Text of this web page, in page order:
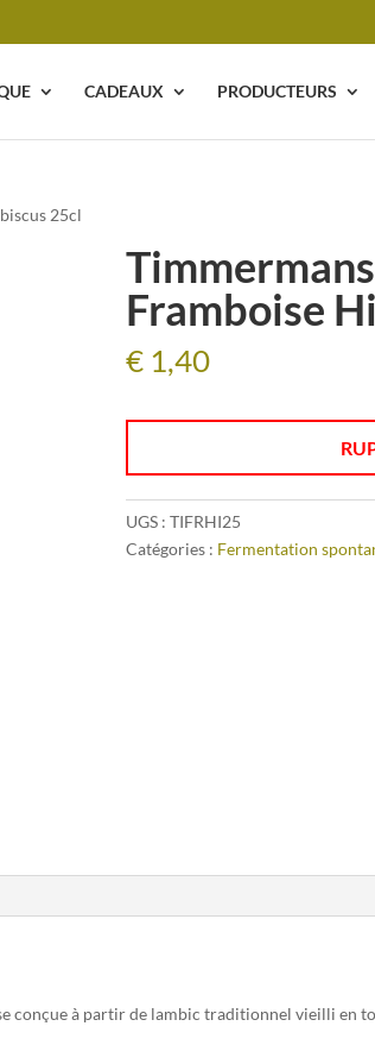
CADEAUX PRODUCTEURS
25cl
Framboise
€1,40
UGS : TIFRHI25
Catégories : Fermentation
conçue à partir de lambic traditionnel vieilli en